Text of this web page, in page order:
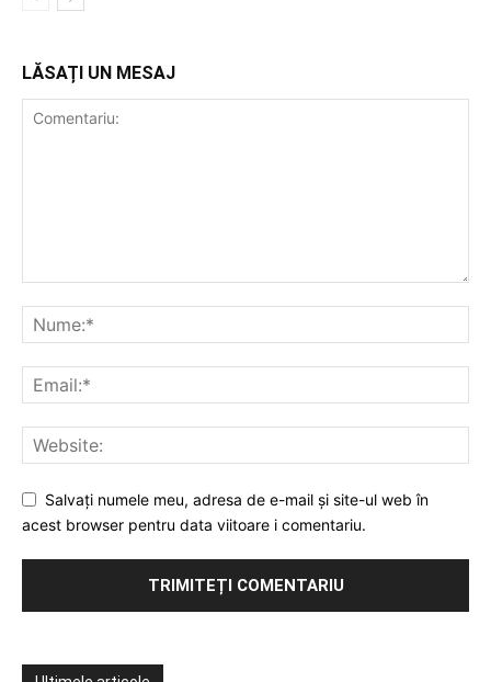
LĂSAȚI UN MESAJ
Salvați numele meu, adresa de e-mail și site-ul web în
acest browser pentru data viitoare i comentariu.